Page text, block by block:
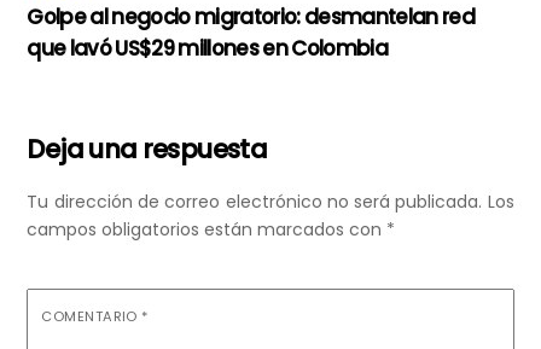
Golpe al negocio migratorio: desmantelan red
que lavó US$29 millones en Colombia
Deja una respuesta
Tu dirección de correo electrónico no será publicada. Los
campos obligatorios están marcados con *
COMENTARIO *